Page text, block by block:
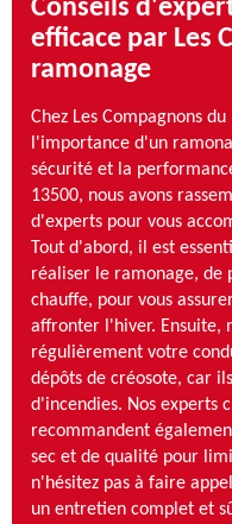
Conseils
efficace par Les
ramonage
Chez Les Compagnons
l'importance d'un
sécurité et la
13500, nous avons
d'experts pour vous
Tout d'abord, il est
réaliser le ramonage, de
chauffe, pour vous
affronter l'hiver. Ensuite,
régulièrement votre
dépôts de créosote, car
d'incendies. Nos experts
recommandent
sec et de qualité pour
n'hésitez pas à faire
un entretien complet et